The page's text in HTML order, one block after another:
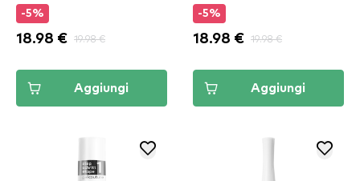
-5%
18.98 € 19.98 €
Aggiungi
-5%
18.98 € 19.98 €
Aggiungi